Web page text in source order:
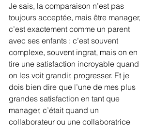
Je sais, la comparaison n’est pas
toujours acceptée, mais être manager,
c’est exactement comme un parent
avec ses enfants : c’est souvent
complexe, souvent ingrat, mais on en
tire une satisfaction incroyable quand
on les voit grandir, progresser. Et je
dois bien dire que l’une de mes plus
grandes satisfaction en tant que
manager, c’était quand un
collaborateur ou une collaboratrice